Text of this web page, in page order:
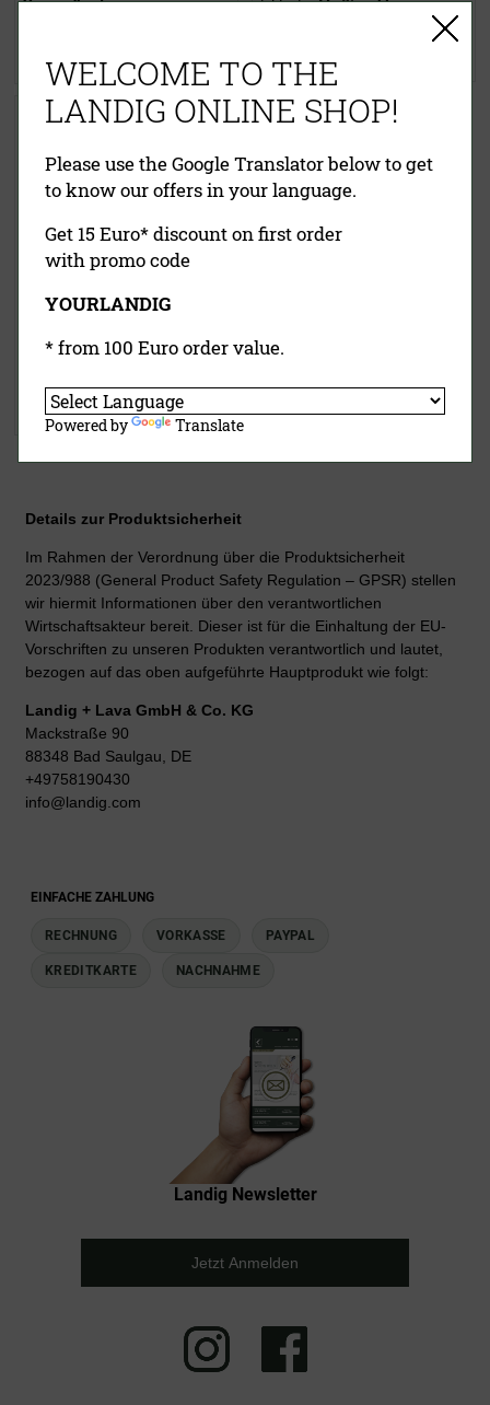
Versandkosten
Jetzt kaufen
inklusive MwSt.exkl.
Jetzt kaufen
Kreuzmesser für W 400 Pro
inklusive MwSt.exkl.
Versandkosten
Jetzt kaufen
Details zur Produktsicherheit
Im Rahmen der Verordnung über die Produktsicherheit
2023/988 (General Product Safety Regulation – GPSR) stellen
wir hiermit Informationen über den verantwortlichen
Wirtschaftsakteur bereit. Dieser ist für die Einhaltung der EU-
Vorschriften zu unseren Produkten verantwortlich und lautet,
bezogen auf das oben aufgeführte Hauptprodukt wie folgt:
Landig + Lava GmbH & Co. KG
Mackstraße 90
88348 Bad Saulgau, DE
+49758190430
info@landig.com
EINFACHE ZAHLUNG
RECHNUNG VORKASSE PAYPAL
KREDITKARTE NACHNAHME
Landig Newsletter
Jetzt Anmelden
WELCOME TO THE
LANDIG ONLINE SHOP!
Please use the Google Translator below to get
to know our offers in your language.
Get 15 Euro* discount on first order
with promo code
YOURLANDIG
* from 100 Euro order value.
Powered by Translate